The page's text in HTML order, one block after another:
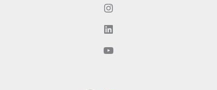
Instagram
LinkedIn
YouTube